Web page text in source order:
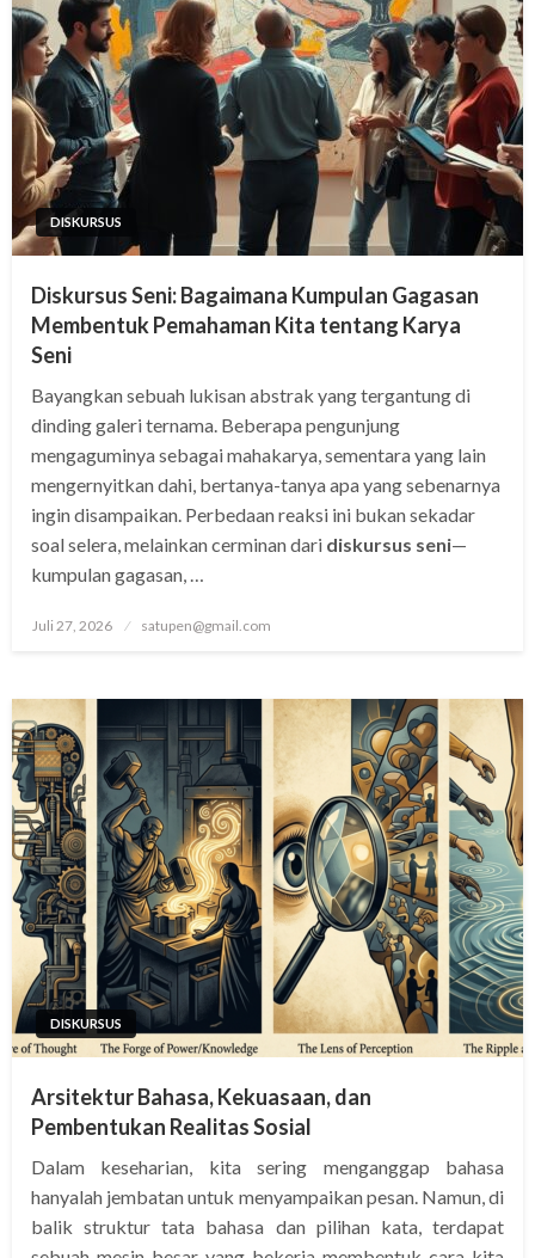
DISKURSUS
Diskursus Seni: Bagaimana Kumpulan Gagasan
Membentuk Pemahaman Kita tentang Karya
Seni
Bayangkan sebuah lukisan abstrak yang tergantung di
dinding galeri ternama. Beberapa pengunjung
mengaguminya sebagai mahakarya, sementara yang lain
mengernyitkan dahi, bertanya-tanya apa yang sebenarnya
ingin disampaikan. Perbedaan reaksi ini bukan sekadar
soal selera, melainkan cerminan dari diskursus seni—
kumpulan gagasan, …
Posted
Juli 27, 2026 satupen@gmail.com
DISKURSUS
Arsitektur Bahasa, Kekuasaan, dan
Pembentukan Realitas Sosial
Dalam keseharian, kita sering menganggap bahasa
hanyalah jembatan untuk menyampaikan pesan. Namun, di
balik struktur tata bahasa dan pilihan kata, terdapat